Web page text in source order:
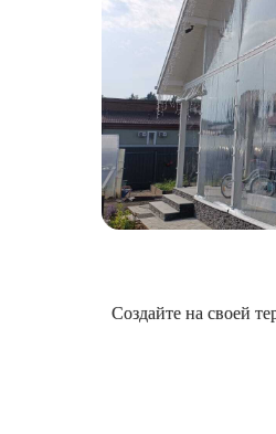
Создайте на своей